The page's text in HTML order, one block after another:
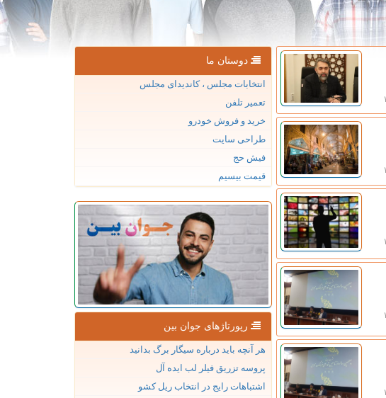
دوستان ما
انتخابات مجلس ، کاندیدای مجلس
تعمیر تلفن
خرید و فروش خودرو
طراحی سایت
فیش حج
قیمت بیسیم
رپورتاژهای جوان بین
هر آنچه باید درباره سیگار برگ بدانید
پروسه تزریق فیلر لب ایده آل
اشتباهات رایج در انتخاب ریل کشو